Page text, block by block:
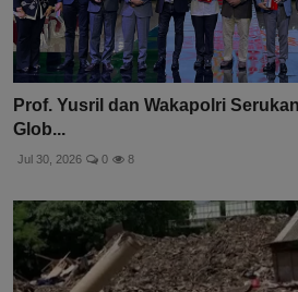
Prof. Yusril dan Wakapolri
Glob...
Jul 30, 2026 0 8